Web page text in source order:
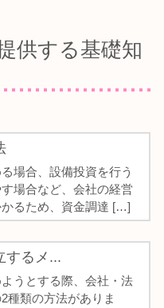
供する基礎知
場合、設備投資を行う
場合など、会社の経営
るため、資金調達 […]
するメ...
うとする際、会社・法
種類の方法がありま